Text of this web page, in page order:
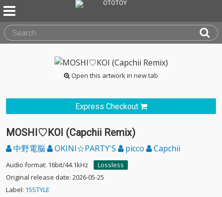
Open this artwork in new tab
Express Checkout
MOSHI♡KOI (Capchii Remix)
中野電脳 OKINI☆PARTY'S picco Capchii
Audio format: 16bit/44.1kHz
Lossless
Original release date: 2026-05-25
Label: 15STYLE